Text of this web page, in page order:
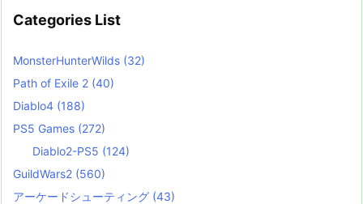
Categories List
MonsterHunterWilds (32)
Path of Exile 2 (40)
Diablo4 (188)
PS5 Games (272)
Diablo2-PS5 (124)
GuildWars2 (560)
アーケードシューティング (43)